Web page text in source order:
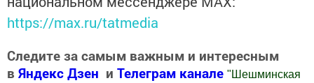
https://max.ru/tatmedia
Следите за самым важным и интересным
в Яндекс Дзен и Телеграм канале " Шешминская